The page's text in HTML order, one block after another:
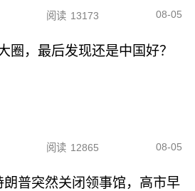
阅读 13173 08-05
圈，最后发现还是中国好？
阅读 12865 08-05
朗普突然关闭领事馆，高市早